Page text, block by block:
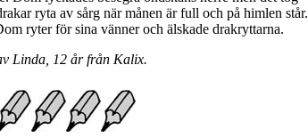
ryta av sårg när månen är full och på himlen står.
ryter för sina vänner och älskade drakryttarna.
Linda, 12 år från Kalix.